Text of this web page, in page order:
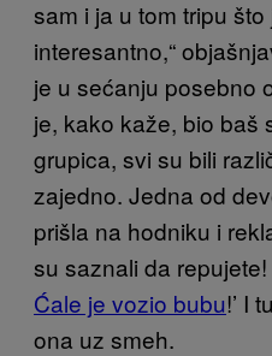
sam i ja u tom tripu što
interesantno,“
je u sećanju posebno
je, kako kaže, bio baš
grupica, svi su bili
zajedno. Jedna od
prišla na hodniku i
su saznali da
Ćale je vozio bubu!’ I
ona uz smeh.